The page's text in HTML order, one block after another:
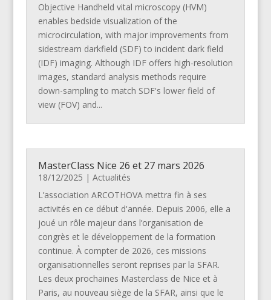
Objective Handheld vital microscopy (HVM)
enables bedside visualization of the
microcirculation, with major improvements from
sidestream darkfield (SDF) to incident dark field
(IDF) imaging. Although IDF offers high-resolution
images, standard analysis methods require
down-sampling to match SDF's lower field of
view (FOV) and...
MasterClass Nice 26 et 27 mars 2026
18/12/2025 | Actualités
L’association ARCOTHOVA mettra fin à ses
activités en ce début d'année. Depuis 2006, elle a
joué un rôle majeur dans l’organisation de
congrès et le développement de la formation
continue. À compter de 2026, ces missions
organisationnelles seront reprises par la SFAR.
Les deux prochaines Masterclass de Nice et à
Paris, au nouveau siège de la SFAR, ainsi que le